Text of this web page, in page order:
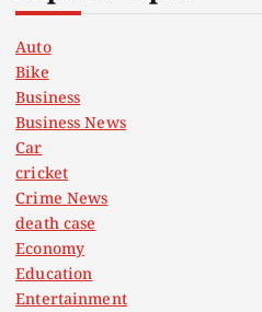
Auto
Bike
Business
Business News
Car
cricket
Crime News
death case
Economy
Education
Entertainment